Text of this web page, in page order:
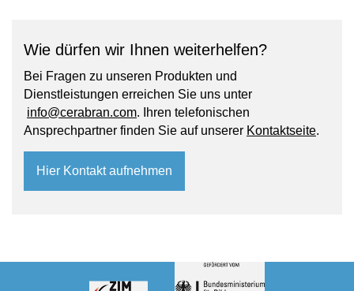
Wie dürfen wir Ihnen weiterhelfen?
Bei Fragen zu unseren Produkten und
Dienstleistungen erreichen Sie uns unter
info@cerabran.com. Ihren telefonischen
Ansprechpartner finden Sie auf unserer Kontaktseite.
Hier Kontakt aufnehmen